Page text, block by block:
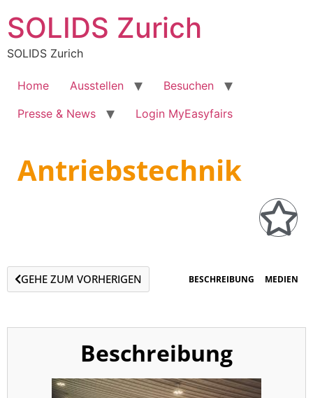
SOLIDS Zurich
SOLIDS Zurich
Home Ausstellen
Besuchen
Presse & News
Login MyEasyfairs
Antriebstechnik
GEHE ZUM VORHERIGEN BESCHREIBUNG MEDIEN
Beschreibung